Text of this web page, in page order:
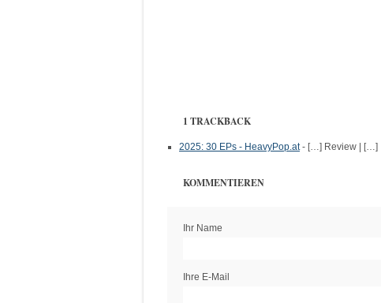
1 TRACKBACK
2025: 30 EPs - HeavyPop.at- […] Review | […]
KOMMENTIEREN
Ihr Name
Ihre E-Mail